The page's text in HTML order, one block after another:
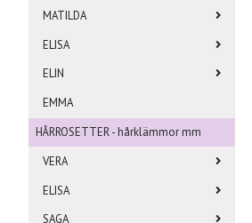
MATILDA
ELISA
ELIN
EMMA
HÅRROSETTER - hårklämmor mm
VERA
ELISA
SAGA